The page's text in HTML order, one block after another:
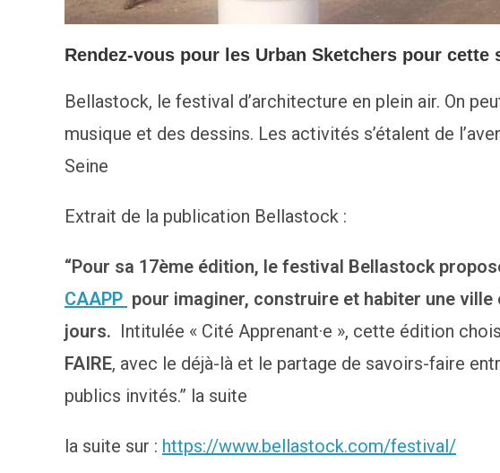
Rendez-vous pour les Urban Sketchers pour
Bellastock, le festival d’architecture en plein air. On
musique et des dessins. Les activités s’étalent de
Seine
Extrait de la publication Bellastock :
“Pour sa 17ème édition, le festival Bellastock
CAAPP pour imaginer, construire et habiter une ville
jours. Intitulée « Cité Apprenant·e », cette édition
FAIRE, avec le déjà-là et le partage de savoirs-faire
publics invités.” la suite
la suite sur : https://www.bellastock.com/festival/